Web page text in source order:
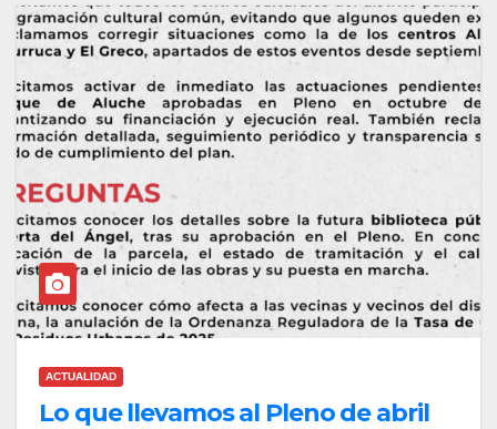
ACTUALIDAD
Lo que llevamos al Pleno de abril